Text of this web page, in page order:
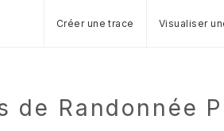
Créer une trace Visualiser
de Randonnée